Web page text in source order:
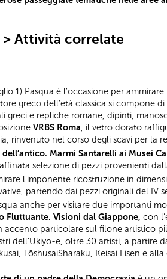
> Attività correlate
1) Pasqua è l’occasione per ammirare
greco dell’età classica si compone
greci e repliche romane, dipinti,
VRBS Roma, il vetro dorato
rinvenuto nel corso degli scavi per la
Marmi Santarelli ai Musei
selezione di pezzi provenienti
l’imponente ricostruzione in
partendo dai pezzi originali del IV
anche per visitare due importanti
Fluttuante. Visioni dal Giappone, con
accento particolare sul filone artistico
dell’Ukiyo-e, oltre 30 artisti, a partire
TōshusaiSharaku, Keisai Eisen e